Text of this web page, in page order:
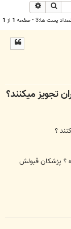
جستجو
تعداد پست ها:3 • صفحه 1 از 1
تجویز میکنند؟
؟
؟ پزشکان قبولش